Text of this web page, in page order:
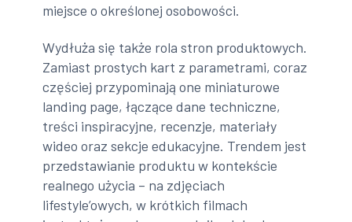
miejsce o określonej osobowości.
Wydłuża się także rola stron produktowych.
Zamiast prostych kart z parametrami, coraz
częściej przypominają one miniaturowe
landing page, łączące dane techniczne,
treści inspiracyjne, recenzje, materiały
wideo oraz sekcje edukacyjne. Trendem jest
przedstawianie produktu w kontekście
realnego użycia – na zdjęciach
lifestyle’owych, w krótkich filmach